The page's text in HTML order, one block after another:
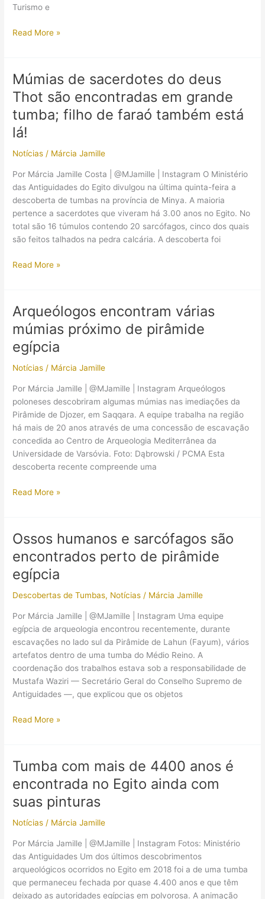
Turismo e
27
foram
descobertos
em
necrópole
do
Egito
Read More »
Múmias de sacerdotes do deus
Thot são encontradas em grande
tumba; filho de faraó também está
lá!
Notícias / Márcia Jamille
Por Márcia Jamille Costa | @MJamille | Instagram O Ministério
das Antiguidades do Egito divulgou na última quinta-feira a
descoberta de tumbas na província de Minya. A maioria
pertence a sacerdotes que viveram há 3.00 anos no Egito. No
total são 16 túmulos contendo 20 sarcófagos, cinco dos quais
são feitos talhados na pedra calcária. A descoberta foi
Múmias
deus
Thot
são
encontradas
em
tumba;
filho
de
faraó
também
está
lá!
Read More »
Arqueólogos encontram várias
múmias próximo de pirâmide
egípcia
Notícias / Márcia Jamille
Por Márcia Jamille | @MJamille | Instagram Arqueólogos
poloneses descobriram algumas múmias nas imediações da
Pirâmide de Djozer, em Saqqara. A equipe trabalha na região
há mais de 20 anos através de uma concessão de escavação
concedida ao Centro de Arqueologia Mediterrânea da
Universidade de Varsóvia. Foto: Dąbrowski / PCMA Esta
descoberta recente compreende uma
Arqueólogos
próximo
de
pirâmide
egípcia
Read More »
Ossos humanos e sarcófagos são
encontrados perto de pirâmide
egípcia
Descobertas de Tumbas, Notícias / Márcia Jamille
Por Márcia Jamille | @MJamille | Instagram Uma equipe
egípcia de arqueologia encontrou recentemente, durante
escavações no lado sul da Pirâmide de Lahun (Fayum), vários
artefatos dentro de uma tumba do Médio Reino. A
coordenação dos trabalhos estava sob a responsabilidade de
Mustafa Waziri — Secretário Geral do Conselho Supremo de
Antiguidades —, que explicou que os objetos
Ossos
são
encontrados
perto
de
pirâmide
Read More »
Tumba com mais de 4400 anos é
encontrada no Egito ainda com
suas pinturas
Notícias / Márcia Jamille
Por Márcia Jamille | @MJamille | Instagram Fotos: Ministério
das Antiguidades Um dos últimos descobrimentos
arqueológicos ocorridos no Egito em 2018 foi a de uma tumba
que permaneceu fechada por quase 4.400 anos e que têm
deixado as autoridades egípcias em polvorosa. A animação